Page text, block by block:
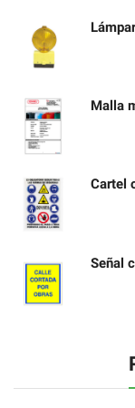
Malla
Cartel
Señal